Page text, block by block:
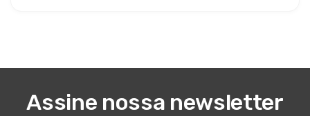
Assine nossa newsletter